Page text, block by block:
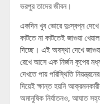
ভরপুর তাদের জীবন।
একদিন খুব ভোরে দুঃস্বপ্ন দেখে
কাটতে না কাটতেই জাগুয়া
দিচ্ছে। এই অবস্থা দেখে
রেখে আসে এক নির্জন কূপের
দেখতে পায় পরিস্থিতি
দিয়েই ক্ষান্ত হয়নি
অমানুষিক নির্যাতনও, আঘাত